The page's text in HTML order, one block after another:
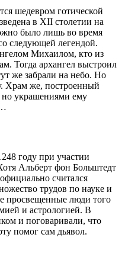
шедевром готической
в XII столетии на
было лишь во время
следующей легендой.
Михаилом, кто из
Тогда архангел выстроил
же забрали на небо. Но
Храм же, построенный
но украшениями ему
году при участии
Альберт фон Больштедт
считался
трудов по науке и
просвещенные люди того
и астрологией. В
и поговаривали, что
помог сам дьявол.